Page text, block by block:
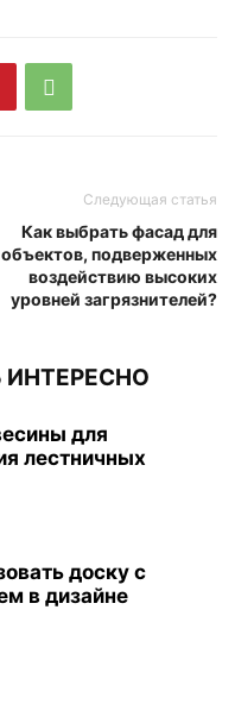
Следующая статья
Как выбрать фасад для
объектов, подверженных
воздействию высоких
уровней загрязнителей?
для
лестничных
доску с
в дизайне